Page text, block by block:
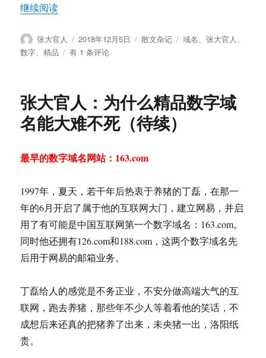
继续阅读“张大官人：精品数字域名为什么能大难不死”
作
者
张大官人
发
布
2018年12月5日
分
散文杂记
标
域名、张大官人、
数字、精品
张
精
品
数
域
名
什
能
大
难
不
死
有 1 条评论
张大官人：为什么精品数字域
名能大难不死（待续）
最早的数字域名网站：163.com
1997年，夏天，若干年后热衷于养猪的丁磊，在那一
年的6月开启了属于他的互联网大门，建立网易，并启
用了有可能是中国互联网第一个数字域名：163.com。
同时他还拥有126.com和188.com，这两个数字域名先
后用于网易的邮箱业务。
丁磊给人的感觉是不务正业，不安分做高端大气的互
联网，跑去养猪，那些年不少人等着看他的笑话，不
成想后来还真的把猪养了出来，未央猪一出，洛阳纸
贵。